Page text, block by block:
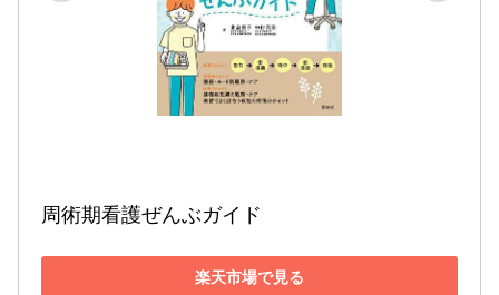
周術期看護ぜんぶガイド
楽天市場で見る